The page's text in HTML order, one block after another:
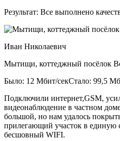
Результат: Все выполнено
Иван Николаевич
Мытищи, коттеджный посёлок
Было: 12 Мбит/секСтало: 99,5
Подключили интернет,GSM,
видеонаблюдение в частном
большой, но нам удалось
прилегающий участок в единую
бесшовный WIFI.